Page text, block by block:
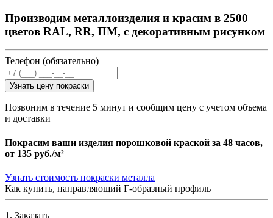
Производим металлоизделия и красим в 2500
цветов RAL, RR, ПМ, с декоративным рисунком
Телефон (обязательно)
Узнать цену покраски
Позвоним в течение 5 минут и сообщим цену с учетом объема
и доставки
Покрасим ваши изделия порошковой краской за 48 часов,
от 135 руб./м²
Узнать стоимость покраски металла
Как купить, направляющий Г-образный профиль
1. Заказать